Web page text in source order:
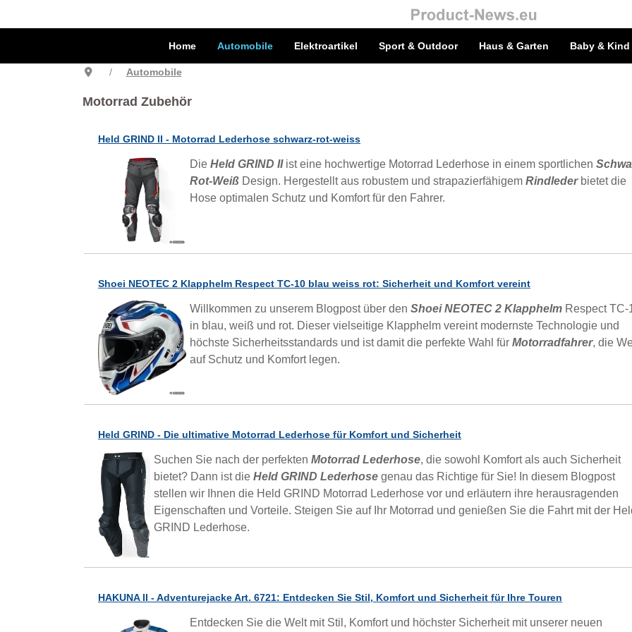
Home Automobile Elektroartikel Sport & Outdoor Haus & Garten Baby & Kind
Automobile
Motorrad Zubehör
Held GRIND II - Motorrad Lederhose schwarz-rot-weiss
Die Held GRIND IIist eine hochwertige Motorrad Lederhose in einem sportlichen
Rot-Weiß Design. Hergestellt aus robustem und strapazierfähigem Rindleder bietet die
Hose optimalen Schutz und Komfort für den Fahrer.
Shoei NEOTEC 2 Klapphelm Respect TC-10 blau weiss rot: Sicherheit und Komfort vereint
Willkommen zu unserem Blogpost über den Shoei NEOTEC 2 Klapphelm Respect TC-
in blau, weiß und rot. Dieser vielseitige Klapphelm vereint modernste Technologie und
höchste Sicherheitsstandards und ist damit die perfekte Wahl für Motorradfahrer, die
auf Schutz und Komfort legen.
Held GRIND - Die ultimative Motorrad Lederhose für Komfort und Sicherheit
Suchen Sie nach der perfekten Motorrad Lederhose, die sowohl Komfort als auch Sicherheit
bietet? Dann ist die Held GRIND Lederhose genau das Richtige für Sie! In diesem Blogpost
stellen wir Ihnen die Held GRIND Motorrad Lederhose vor und erläutern ihre herausragenden
Eigenschaften und Vorteile. Steigen Sie auf Ihr Motorrad und genießen Sie die Fahrt mit der
GRIND Lederhose.
HAKUNA II - Adventurejacke Art. 6721: Entdecken Sie Stil, Komfort und Sicherheit für Ihre Touren
Entdecken Sie die Welt mit Stil, Komfort und höchster Sicherheit mit unserer neuen